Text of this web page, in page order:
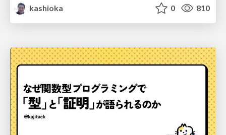
kashioka
0 810